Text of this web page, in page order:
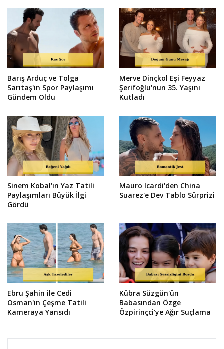
Barış Arduç ve Tolga
Sarıtaş'ın Spor Paylaşımı
Gündem Oldu
Merve Dinçkol Eşi Feyyaz
Şerifoğlu'nun 35. Yaşını
Kutladı
Sinem Kobal'ın Yaz Tatili
Paylaşımları Büyük İlgi
Gördü
Mauro Icardi'den China
Suarez'e Dev Tablo Sürprizi
Ebru Şahin ile Cedi
Osman'ın Çeşme Tatili
Kameraya Yansıdı
Kübra Süzgün'ün
Babasından Özge
Özpirinçci'ye Ağır Suçlama